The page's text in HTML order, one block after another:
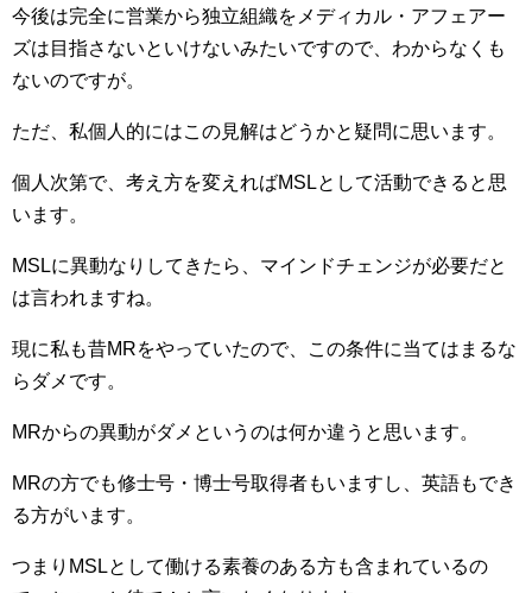
今後は完全に営業から独立組織をメディカル・アフェアー
ズは目指さないといけないみたいですので、わからなくも
ないのですが。
ただ、私個人的にはこの見解はどうかと疑問に思います。
個人次第で、考え方を変えればMSLとして活動できると思
います。
MSLに異動なりしてきたら、マインドチェンジが必要だと
は言われますね。
現に私も昔MRをやっていたので、この条件に当てはまるな
らダメです。
MRからの異動がダメというのは何か違うと思います。
MRの方でも修士号・博士号取得者もいますし、英語もでき
る方がいます。
つまりMSLとして働ける素養のある方も含まれているの